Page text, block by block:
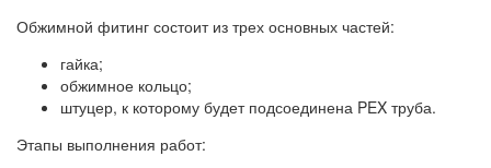
Обжимной фитинг состоит из трех основных частей:
гайка;
обжимное кольцо;
штуцер, к которому будет подсоединена PEX труба.
Этапы выполнения работ: